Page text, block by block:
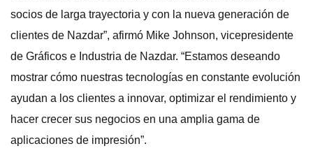
socios de larga trayectoria y con la nueva generación de
clientes de Nazdar”, afirmó Mike Johnson, vicepresidente
de Gráficos e Industria de Nazdar. “Estamos deseando
mostrar cómo nuestras tecnologías en constante evolución
ayudan a los clientes a innovar, optimizar el rendimiento y
hacer crecer sus negocios en una amplia gama de
aplicaciones de impresión”.